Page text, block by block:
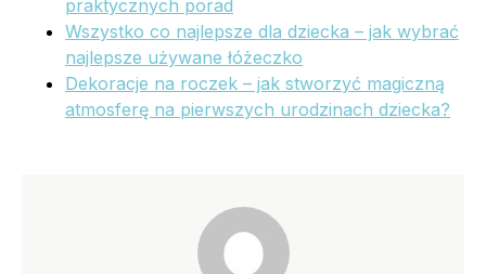
praktycznych porad
Wszystko co najlepsze dla dziecka – jak wybrać
najlepsze używane łóżeczko
Dekoracje na roczek – jak stworzyć magiczną
atmosferę na pierwszych urodzinach dziecka?